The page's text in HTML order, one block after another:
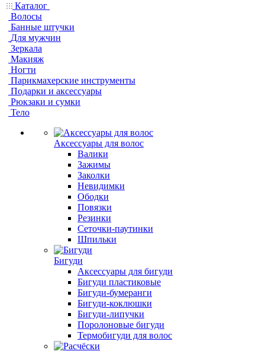
Каталог
Волосы
Банные штучки
Для мужчин
Зеркала
Макияж
Ногти
Парикмахерские инструменты
Подарки и аксессуары
Рюкзаки и сумки
Тело
Аксессуары для волос
Валики
Зажимы
Заколки
Невидимки
Ободки
Повязки
Резинки
Сеточки-паутинки
Шпильки
Бигуди
Аксессуары для бигуди
Бигуди пластиковые
Бигуди-бумеранги
Бигуди-коклюшки
Бигуди-липучки
Поролоновые бигуди
Термобигуди для волос